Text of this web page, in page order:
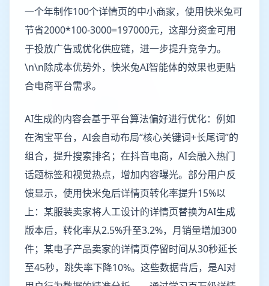
一个年制作100个详情页的中小商家，使用快米兔可
节省2000*100-3000=197000元，这部分资金可用
于投放广告或优化供应链，进一步提升竞争力。
\n\n除成本优势外，快米兔AI智能体的效果也更贴
合电商平台需求。
AI生成的内容会基于平台算法偏好进行优化：例如
在淘宝平台，AI会自动布局“核心关键词+长尾词”的
组合，提升搜索排名；在抖音电商，AI会融入热门
话题标签和视觉热点，增加内容曝光。部分用户反
馈显示，使用快米兔后详情页转化率提升15%以
上：某服装卖家将人工设计的详情页替换为AI生成
版本后，转化率从2.5%升至3.2%，月销量增加300
件；某电子产品卖家的详情页停留时间从30秒延长
至45秒，跳失率下降10%。这些数据背后，是AI对